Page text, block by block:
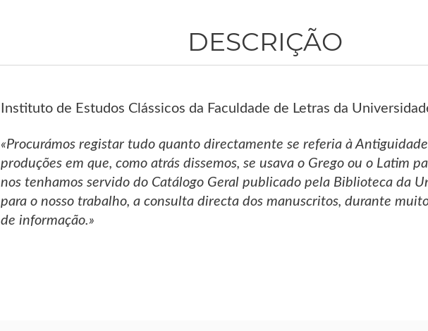
DESCRIÇÃO
Instituto de Estudos Clássicos da Faculdade de Letras da
«Procurámos registar tudo quanto directamente se referia à
produções em que, como atrás dissemos, se usava o Grego ou o Latim
nos tenhamos servido do Catálogo Geral publicado pela Biblioteca da
para o nosso trabalho, a consulta directa dos manuscritos, durante
de informação.»